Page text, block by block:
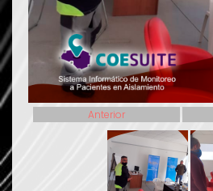
Anterior